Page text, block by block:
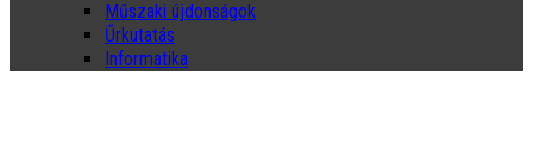
Műszaki újdonságok
Űrkutatás
Informatika